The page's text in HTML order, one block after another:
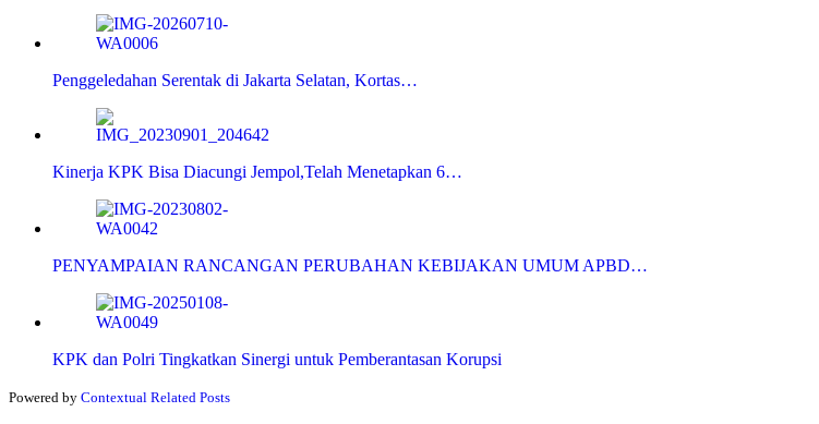
Penggeledahan Serentak di Jakarta Selatan, Kortas…
Kinerja KPK Bisa Diacungi Jempol,Telah Menetapkan 6…
PENYAMPAIAN RANCANGAN PERUBAHAN KEBIJAKAN UMUM APBD…
KPK dan Polri Tingkatkan Sinergi untuk Pemberantasan Korupsi
Powered by Contextual Related Posts